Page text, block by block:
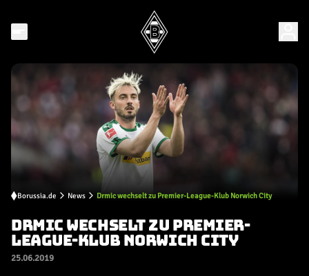
Borussia.de News Drmic wechselt zu Premier-League-Klub Norwich City
DRMIC WECHSELT ZU PREMIER-
LEAGUE-KLUB NORWICH CITY
25.06.2019